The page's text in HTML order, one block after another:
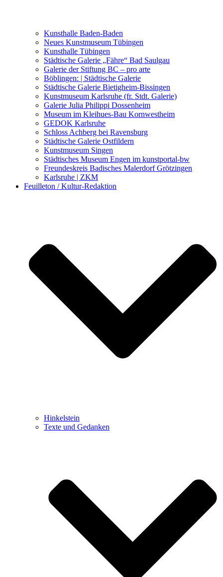
Was seither geschah
Kunstwettbewerbe, Ausschreibungen für Künstler
Kunsthalle Baden-Baden
Neues Kunstmuseum Tübingen
Kunsthalle Tübingen
Städtische Galerie „Fähre“ Bad Saulgau
Galerie der Stiftung BC – pro arte
Böblingen: | Städtische Galerie
Städtische Galerie Bietigheim-Bissingen
Kunstmuseum Karlsruhe (fr. Stdt. Galerie)
Galerie Julia Philippi Dossenheim
Museum im Kleihues-Bau Kornwestheim
GEDOK Karlsruhe
Schloss Achberg bei Ravensburg
Städtische Galerie Ostfildern
Kunstmuseum Singen
Städtisches Museum Engen im kunstportal-bw
Freundeskreis Badisches Malerdorf Grötzingen
Karlsruhe | ZKM
Feuilleton / Kultur-Redaktion
Hinkelstein
Texte und Gedanken